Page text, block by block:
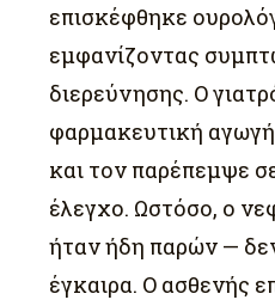
επισκέφθηκε
εμφανίζοντας
διερεύνησης. Ο
φαρμακευτική
και τον παρέπεμψε
έλεγχο. Ωστόσο, ο
ήταν ήδη παρών —
έγκαιρα. Ο ασθενής